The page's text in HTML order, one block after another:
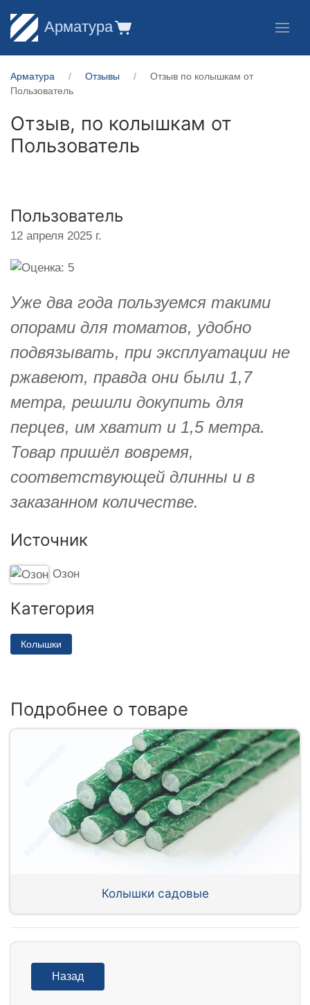
Арматура
Арматура Отзывы
Отзыв по колышкам от
Пользователь
Отзыв, по колышкам от
Пользователь
Пользователь
12 апреля 2025 г.
Уже два года пользуемся такими
опорами для томатов, удобно
подвязывать, при эксплуатации не
ржавеют, правда они были 1,7
метра, решили докупить для
перцев, им хватит и 1,5 метра.
Товар пришёл вовремя,
соответствующей длинны и в
заказанном количестве.
Источник
Озон
Категория
Колышки
Подробнее о товаре
Колышки садовые
Назад